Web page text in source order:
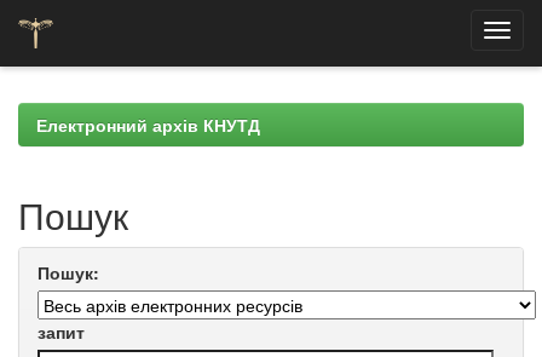
navigationЕлектронний архів КНУТД
Пошук
Пошук:
запит